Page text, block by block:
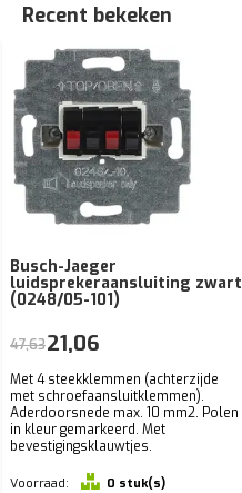
Recent bekeken
Busch-Jaeger
luidsprekeraansluiting zwart
(0248/05-101)
Met 4 steekklemmen (achterzijde
met schroefaansluitklemmen).
Aderdoorsnede max. 10 mm2. Polen
in kleur gemarkeerd. Met
bevestigingsklauwtjes.
Voorraad:
0 stuk(s)
47,6321,06